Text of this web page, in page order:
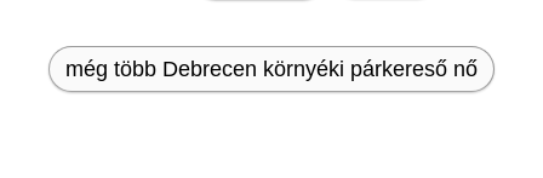
még több Debrecen környéki párkereső nő